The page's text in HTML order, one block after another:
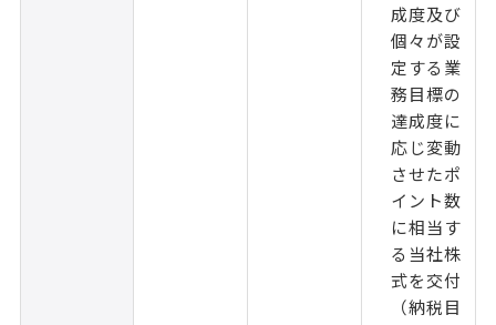
成度及び
個々が設
定する業
務目標の
達成度に
応じ変動
させたポ
イント数
に相当す
る当社株
式を交付
（納税目